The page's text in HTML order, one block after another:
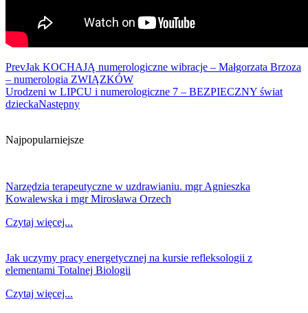
PrevJak KOCHAJĄ numerologiczne wibracje – Małgorzata Brzoza
– numerologia ZWIĄZKÓW
Urodzeni w LIPCU i numerologiczne 7 – BEZPIECZNY świat
dzieckaNastępny
Najpopularniejsze
Narzędzia terapeutyczne w uzdrawianiu. mgr Agnieszka
Kowalewska i mgr Mirosława Orzech
Czytaj więcej...
Jak uczymy pracy energetycznej na kursie refleksologii z
elementami Totalnej Biologii
Czytaj więcej...